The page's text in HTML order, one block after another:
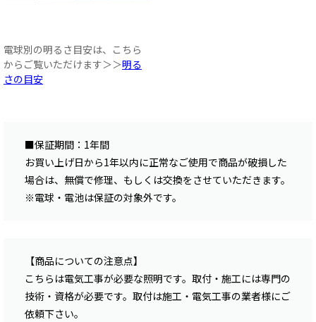
電球別の明るさ目安は、こちら
からご覧いただけます＞＞明る
さの目安
■保証期間：1年間
お買い上げ日から1年以内に正常なご使用で商品が破損した
場合は、無償で修理、もしくは交換をさせていただきます。
※電球・電池は保証の対象外です。
【商品についての注意点】
こちらは電気工事が必要な照明です。取付・施工には専門の
技術・資格が必要です。取付は施工・電気工事の業者様にご
依頼下さい。